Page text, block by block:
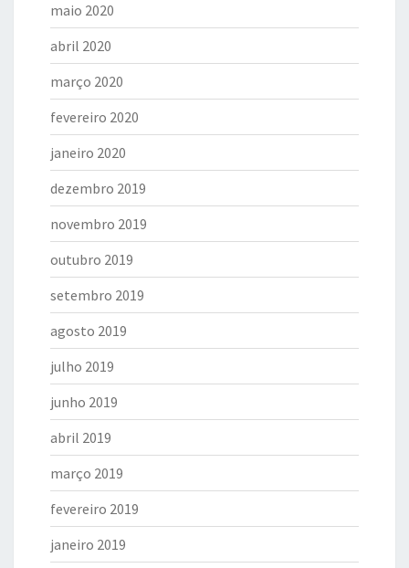
maio 2020
abril 2020
março 2020
fevereiro 2020
janeiro 2020
dezembro 2019
novembro 2019
outubro 2019
setembro 2019
agosto 2019
julho 2019
junho 2019
abril 2019
março 2019
fevereiro 2019
janeiro 2019